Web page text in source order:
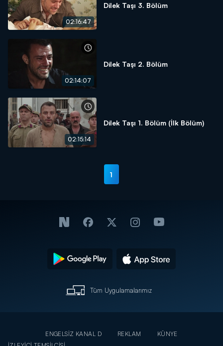
02:16:47
Dilek Taşı 3. Bölüm
02:14:07
Dilek Taşı 2. Bölüm
02:15:14
Dilek Taşı 1. Bölüm (İlk Bölüm)
1
Tüm Uygulamalarımız
ENGELSİZ KANAL D REKLAM
KÜNYE